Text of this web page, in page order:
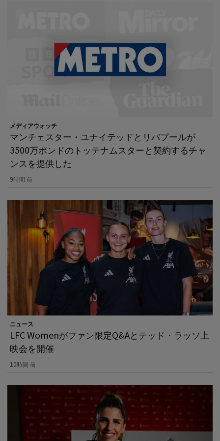
メディアウォッチ
マンチェスター・ユナイテッドとリバプールが
3500万ポンドのトッテナムスターと契約するチャ
ンスを提供した
9時間 前
ニュース
LFC Womenがファン限定Q&Aとテッド・ラッソ上
映会を開催
10時間 前